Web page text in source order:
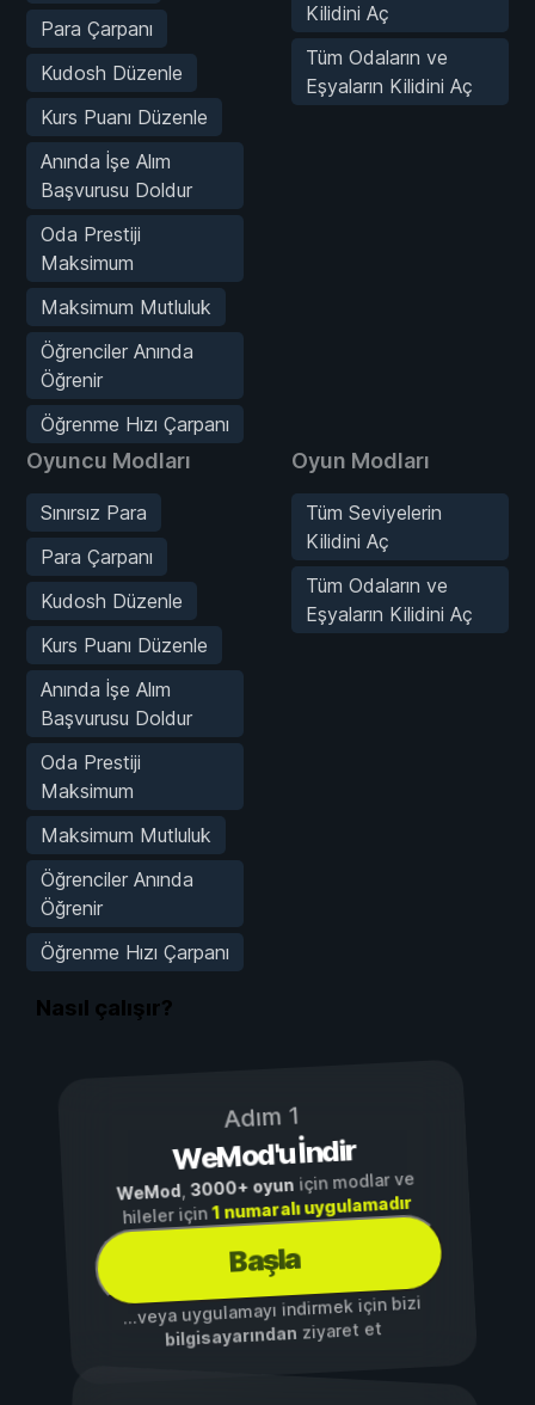
Para Çarpanı
Kudosh Düzenle
Kurs Puanı Düzenle
Anında İşe Alım
Başvurusu Doldur
Oda Prestiji
Maksimum
Maksimum Mutluluk
Öğrenciler Anında
Öğrenir
Öğrenme Hızı Çarpanı
Kilidini Aç
Tüm Odaların ve
Eşyaların Kilidini Aç
Oyuncu Modları
Sınırsız Para
Para Çarpanı
Kudosh Düzenle
Kurs Puanı Düzenle
Anında İşe Alım
Başvurusu Doldur
Oda Prestiji
Maksimum
Maksimum Mutluluk
Öğrenciler Anında
Öğrenir
Öğrenme Hızı Çarpanı
Oyun Modları
Tüm Seviyelerin
Kilidini Aç
Tüm Odaların ve
Eşyaların Kilidini Aç
Nasıl çalışır?
Adım 1
WeMod'u İndir
WeMod,3000+ oyuniçin modlar ve
hileler için1 numaralı uygulamadır
Başla
...veya uygulamayı indirmek için bizi
bilgisayarından ziyaret et